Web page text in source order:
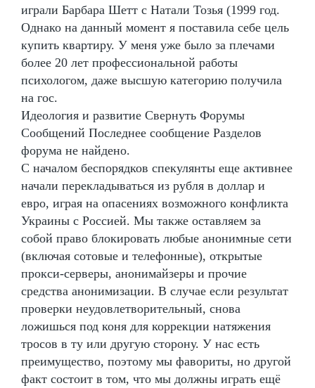
играли Барбара Шетт с Натали Тозья (1999 год.
Однако на данный момент я поставила себе цель
купить квартиру. У меня уже было за плечами
более 20 лет профессиональной работы
психологом, даже высшую категорию получила
на гос.
Идеология и развитие Свернуть Форумы
Сообщений Последнее сообщение Разделов
форума не найдено.
С началом беспорядков спекулянты еще активнее
начали перекладываться из рубля в доллар и
евро, играя на опасениях возможного конфликта
Украины с Россией. Мы также оставляем за
собой право блокировать любые анонимные сети
(включая сотовые и телефонные), открытые
прокси-серверы, анонимайзеры и прочие
средства анонимизации. В случае если результат
проверки неудовлетворительный, снова
ложишься под коня для коррекции натяжения
тросов в ту или другую сторону. У нас есть
преимущество, поэтому мы фавориты, но другой
факт состоит в том, что мы должны играть ещё